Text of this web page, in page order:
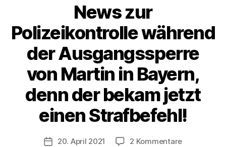
News zur
Polizeikontrolle während
der Ausgangssperre
von Martin in Bayern,
denn der bekam jetzt
einen Strafbefehl!
Veröffentlichungsdatum
20. April 2021 2 Kommentarezu